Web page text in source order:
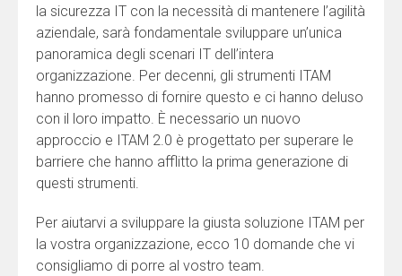
la sicurezza IT con la necessità di mantenere l’agilità
aziendale, sarà fondamentale sviluppare un’unica
panoramica degli scenari IT dell’intera
organizzazione. Per decenni, gli strumenti ITAM
hanno promesso di fornire questo e ci hanno deluso
con il loro impatto. È necessario un nuovo
approccio e ITAM 2.0 è progettato per superare le
barriere che hanno afflitto la prima generazione di
questi strumenti.
Per aiutarvi a sviluppare la giusta soluzione ITAM per
la vostra organizzazione, ecco 10 domande che vi
consigliamo di porre al vostro team.